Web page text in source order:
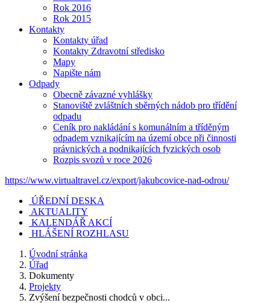
Rok 2016
Rok 2015
Kontakty
Kontakty úřad
Kontakty Zdravotní středisko
Mapy
Napište nám
Odpady
Obecně závazné vyhlášky
Stanoviště zvláštních sběrných nádob pro třídění
odpadu
Ceník pro nakládání s komunálním a tříděným
odpadem vznikajícím na území obce při činnosti
právnických a podnikajících fyzických osob
Rozpis svozů v roce 2026
https://www.virtualtravel.cz/export/jakubcovice-nad-odrou/
ÚŘEDNÍ DESKA
AKTUALITY
KALENDÁŘ AKCÍ
HLÁŠENÍ ROZHLASU
Úvodní stránka
Úřad
Dokumenty
Projekty
Zvýšení bezpečnosti chodců v obci...